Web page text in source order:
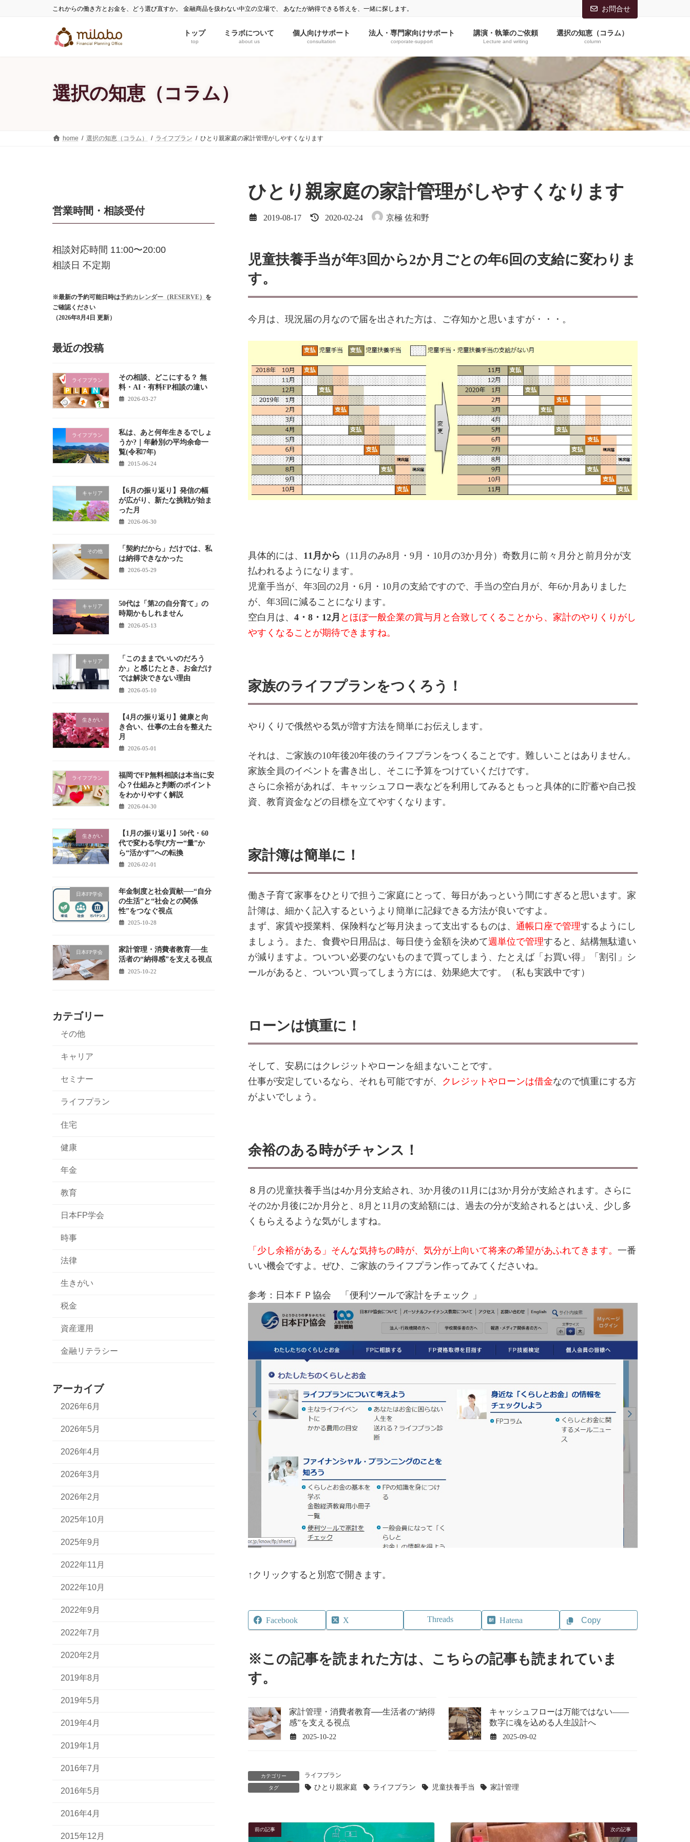
これからの働き方とお金を、どう選び直すか。 金融商品を扱わない中立の立場で、 あなたが納得できる答えを、一緒に探します。 お問合せ
トップ
top
ミラボについて
about us
個人向けサポート
consultation
法人・専門家向けサポート
corporate-support
講演・執筆のご依頼
Lecture and writing
選択の知恵（コラム）
column
選択の知恵（コラム）
home 選択の知恵（コラム） ライフプラン ひとり親家庭の家計管理がしやすくなります
ひとり親家庭の家計管理がしやすくなります
2019-08-17
最
日
時
2020-02-24 京極 佐和野
児童扶養手当が年3回から2か月ごとの年6回の支給に変わりま
す。
今月は、現況届の月なので届を出された方は、ご存知かと思いますが・・・。
具体的には、 11月から （11月のみ8月・9月・10月の3か月分）奇数月に前々月分と前月分が支
払われるようになります。
児童手当が、年3回の2月・6月・10月の支給ですので、手当の空白月が、年6か月ありました
が、年3回に減ることになります。
空白月は、 4・8・12月 とほぼ一般企業の賞与月と合致してくることから、家計のやりくりがし
やすくなることが期待できますね。
家族のライフプランをつくろう！
やりくりで俄然やる気が増す方法を簡単にお伝えします。
それは、ご家族の10年後20年後のライフプランをつくることです。難しいことはありません。
家族全員のイベントを書き出し、そこに予算をつけていくだけです。
さらに余裕があれば、キャッシュフロー表などを利用してみるともっと具体的に貯蓄や自己投
資、教育資金などの目標を立てやすくなります。
家計簿は簡単に！
働き子育て家事をひとりで担うご家庭にとって、毎日があっという間にすぎると思います。家
計簿は、細かく記入するというより簡単に記録できる方法が良いですよ。
まず、家賃や授業料、保険料など毎月決まって支出するものは、 通帳口座で管理するようにし
ましょう。また、食費や日用品は、毎日使う金額を決めて週単位で管理すると、結構無駄遣い
が減りますよ。ついつい必要のないものまで買ってしまう、たとえば「お買い得」「割引」シ
ールがあると、ついつい買ってしまう方には、効果絶大です。（私も実践中です）
ローンは慎重に！
そして、安易にはクレジットやローンを組まないことです。
仕事が安定しているなら、それも可能ですが、
クレジットやローンは借金なので慎重にする方
がよいでしょう。
余裕のある時がチャンス！
８月の児童扶養手当は4か月分支給され、3か月後の11月には3か月分が支給されます。さらに
その2か月後に2か月分と、8月と11月の支給額には、過去の分が支給されるとはいえ、少し多
くもらえるような気がしますね。
「少し余裕がある」そんな気持ちの時が、気分が上向いて将来の希望があふれてきます。 一番
いい機会ですよ。ぜひ、ご家族のライフプラン作ってみてくださいね。
参考：日本ＦＰ協会 「便利ツールで家計をチェック 」
↑クリックすると別窓で開きます。
Facebook X Threads Hatena Copy
※この記事を読まれた方は、こちらの記事も読まれていま
す。
家計管理・消費者教育──生活者の“納得
感”を支える視点
2025-10-22
キャッシュフローは万能ではない——
数字に魂を込める人生設計へ
2025-09-02
カテゴリー ライフプラン
タグ ひとり親家庭 ライフプラン 児童扶養手当 家計管理
前の記事 次の記事
営業時間・相談受付
相談対応時間 11:00〜20:00
相談日 不定期
※最新の予約可能日時は予約カレンダー（RESERVE） を
ご確認ください
（2026年8月4日 更新）
最近の投稿
ライフプラン
その相談、どこにする？ 無
料・AI・有料FP相談の違い
2026-03-27
ライフプラン
私は、あと何年生きるでしょ
うか?｜年齢別の平均余命一
覧(令和7年)
2015-06-24
キャリア
【6月の振り返り】発信の幅
が広がり、新たな挑戦が始ま
った月
2026-06-30
その他
「契約だから」だけでは、私
は納得できなかった
2026-05-29
キャリア
50代は「第2の自分育て」の
時期かもしれません
2026-05-13
キャリア
「このままでいいのだろう
か」と感じたとき、お金だけ
では解決できない理由
2026-05-10
生きがい
【4月の振り返り】健康と向
き合い、仕事の土台を整えた
月
2026-05-01
ライフプラン
福岡でFP無料相談は本当に安
心？仕組みと判断のポイント
をわかりやすく解説
2026-04-30
生きがい
【1月の振り返り】50代・60
代で変わる学び方ー“量”か
ら“活かす”への転換
2026-02-01
日本FP学会
年金制度と社会貢献──“自分
の生活”と“社会との関係
性”をつなぐ視点
2025-10-28
日本FP学会
家計管理・消費者教育──生
活者の“納得感”を支える視点
2025-10-22
カテゴリー
その他
キャリア
セミナー
ライフプラン
住宅
健康
年金
教育
日本FP学会
時事
法律
生きがい
税金
資産運用
金融リテラシー
アーカイブ
2026年6月
2026年5月
2026年4月
2026年3月
2026年2月
2025年10月
2025年9月
2022年11月
2022年10月
2022年9月
2022年7月
2020年2月
2019年8月
2019年5月
2019年4月
2019年1月
2016年7月
2016年5月
2016年4月
2015年12月